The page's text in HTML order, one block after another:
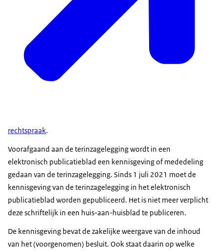
rechtspraak.
Voorafgaand aan de terinzagelegging wordt in een
elektronisch publicatieblad een kennisgeving of mededeling
gedaan van de terinzagelegging. Sinds 1 juli 2021 moet de
kennisgeving van de terinzagelegging in het elektronisch
publicatieblad worden gepubliceerd. Het is niet meer verplicht
deze schriftelijk in een huis-aan-huisblad te publiceren.
De kennisgeving bevat de zakelijke weergave van de inhoud
van het (voorgenomen) besluit. Ook staat daarin op welke